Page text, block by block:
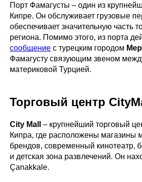
Порт Фамагусты – один из
Кипре. Он обслуживает грузовые
обеспечивает значительную часть
региона. Помимо этого, из порта
сообщение с турецким городом
Фамагусту связующим звеном
материковой Турцией.
Торговый центр
City Mall
– крупнейший торговый
Кипра, где расположены магазины
брендов, современный кинотеатр,
и детская зона развлечений. Он
Çanakkale.